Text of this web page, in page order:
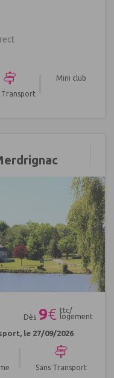
Transport
Mini club
Dès 9€ ttc/
logement
le 27/09/2026
Sans Transport